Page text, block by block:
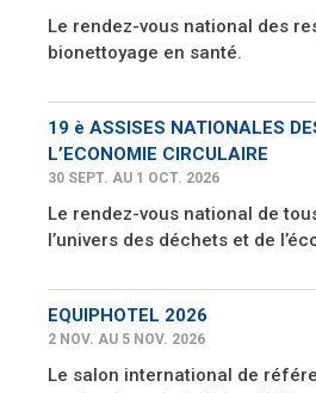
Le rendez-vous national des
bionettoyage en santé.
19 è ASSISES NATIONALES
L’ECONOMIE CIRCULAIRE
30 SEPT. AU 1 OCT. 2026
Le rendez-vous national de
l’univers des déchets et de
EQUIPHOTEL 2026
2 NOV. AU 5 NOV. 2026
Le salon international de